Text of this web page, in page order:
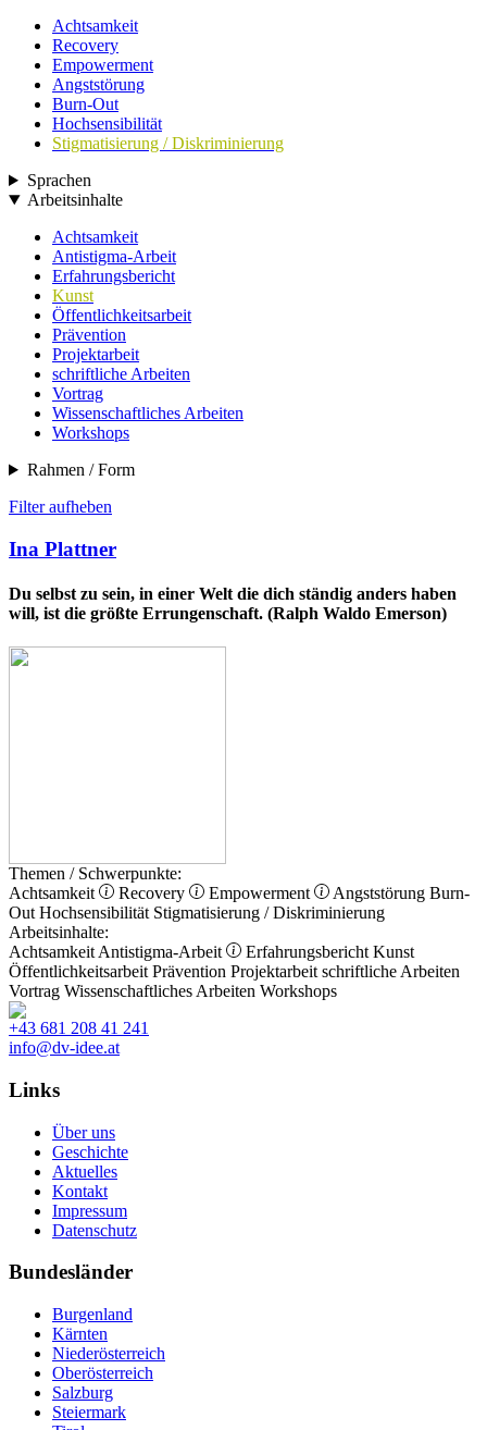
Achtsamkeit
Recovery
Empowerment
Angststörung
Burn-Out
Hochsensibilität
Stigmatisierung / Diskriminierung
Sprachen
Arbeitsinhalte
Achtsamkeit
Antistigma-Arbeit
Erfahrungsbericht
Kunst
Öffentlichkeitsarbeit
Prävention
Projektarbeit
schriftliche Arbeiten
Vortrag
Wissenschaftliches Arbeiten
Workshops
Rahmen / Form
Filter aufheben
Ina Plattner
Du selbst zu sein, in einer Welt die dich ständig anders haben
will, ist die größte Errungenschaft. (Ralph Waldo Emerson)
Themen / Schwerpunkte:
Achtsamkeit
Recovery Empowerment Angststörung Burn-
Out Hochsensibilität Stigmatisierung / Diskriminierung
Arbeitsinhalte:
Achtsamkeit Antistigma-Arbeit Erfahrungsbericht Kunst
Öffentlichkeitsarbeit Prävention Projektarbeit schriftliche Arbeiten
Vortrag Wissenschaftliches Arbeiten Workshops
+43 681 208 41 241
info@dv-idee.at
Links
Über uns
Geschichte
Aktuelles
Kontakt
Impressum
Datenschutz
Bundesländer
Burgenland
Kärnten
Niederösterreich
Oberösterreich
Salzburg
Steiermark